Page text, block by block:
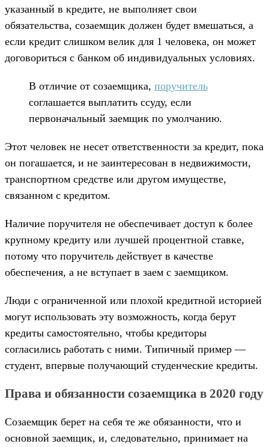
указанный в кредите, не выполняет свои
обязательства, созаемщик должен будет вмешаться, а
если кредит слишком велик для 1 человека, он может
договориться с банком об индивидуальных условиях.
В отличие от созаемщика, поручитель
соглашается выплатить ссуду, если
первоначальный заемщик по умолчанию.
Этот человек не несет ответственности за кредит, пока
он погашается, и не заинтересован в недвижимости,
транспортном средстве или другом имуществе,
связанном с кредитом.
Наличие поручителя не обеспечивает доступ к более
крупному кредиту или лучшей процентной ставке,
потому что поручитель действует в качестве
обеспечения, а не вступает в заем с заемщиком.
Люди с ограниченной или плохой кредитной историей
могут использовать эту возможность, когда берут
кредиты самостоятельно, чтобы кредиторы
согласились работать с ними. Типичный пример —
студент, впервые получающий студенческие кредиты.
Права и обязанности созаемщика в 2020 году
Созаемщик берет на себя те же обязанности, что и
основной заемщик, и, следовательно, принимает на